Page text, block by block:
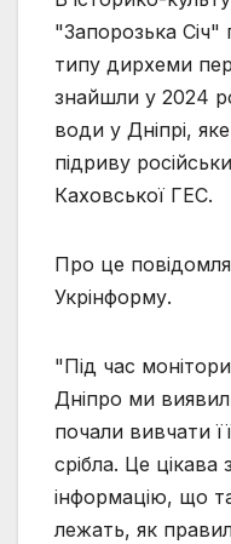
"Запорозька Січ"
типу дирхеми
знайшли у 2024
води у Дніпрі,
підриву
Каховської ГЕС.
Про це
Укрінформу.
"Під час
Дніпро ми
почали вивчати
срібла. Це цікава
інформацію, що
лежать, як